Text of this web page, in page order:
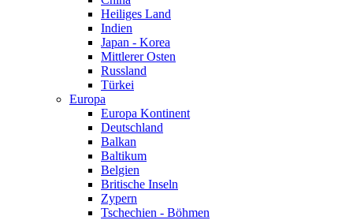
Heiliges Land
Indien
Japan - Korea
Mittlerer Osten
Russland
Türkei
Europa
Europa Kontinent
Deutschland
Balkan
Baltikum
Belgien
Britische Inseln
Zypern
Tschechien - Böhmen